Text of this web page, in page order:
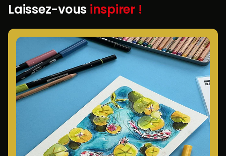
Laissez-vous inspirer !